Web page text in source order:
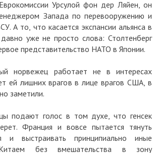
Урсулой фон дер Ляйен, он
Запада по перевооружению и
А то, что касается экспансии альянса в
уже не просто слова: Столтенберг
представительство НАТО в Японии.
норвежец работает не в интересах
ей лишних врагов в лице врагов США, в
заметили.
подают голос в том духе, что генсек
Франция и вовсе пытается тянуть
выстраивать принципиально иные
без вмешательства в зону